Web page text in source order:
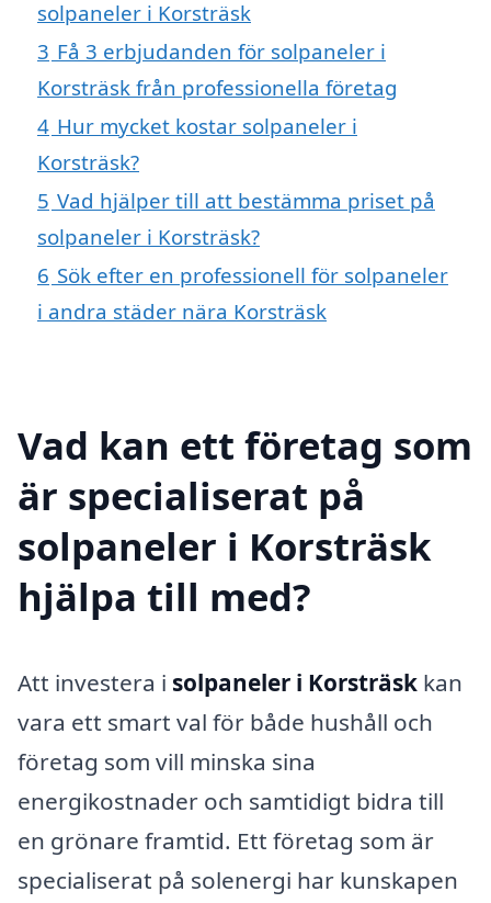
solpaneler i Korsträsk
3 Få 3 erbjudanden för solpaneler i
Korsträsk från professionella företag
4 Hur mycket kostar solpaneler i
Korsträsk?
5 Vad hjälper till att bestämma priset på
solpaneler i Korsträsk?
6 Sök efter en professionell för solpaneler
i andra städer nära Korsträsk
Vad kan ett företag som
är specialiserat på
solpaneler i Korsträsk
hjälpa till med?
Att investera i solpaneler i Korsträsk kan
vara ett smart val för både hushåll och
företag som vill minska sina
energikostnader och samtidigt bidra till
en grönare framtid. Ett företag som är
specialiserat på solenergi har kunskapen